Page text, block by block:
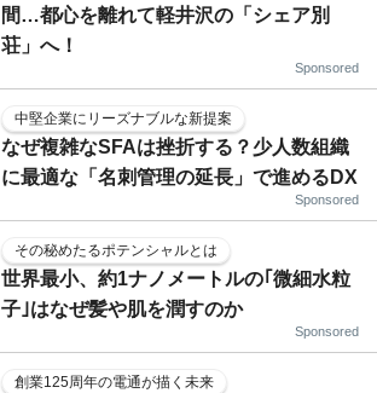
間…都心を離れて軽井沢の「シェア別
荘」へ！
Sponsored
中堅企業にリーズナブルな新提案
なぜ複雑なSFAは挫折する？少人数組織
に最適な「名刺管理の延長」で進めるDX
Sponsored
その秘めたるポテンシャルとは
世界最小、約1ナノメートルの｢微細水粒
子｣はなぜ髪や肌を潤すのか
Sponsored
創業125周年の電通が描く未来